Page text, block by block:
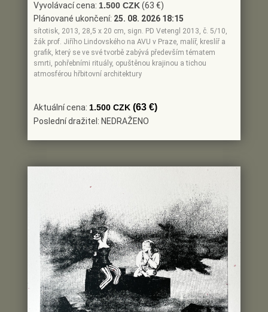
Vyvolávací cena: 1.500 CZK(63 €)
Plánované ukončení: 25. 08. 2026 18:15
sítotisk, 2013, 28,5 x 20 cm, sign. PD Vetengl 2013, č. 5/10,
žák prof. Jiřího Lindovského na AVU v Praze, malíř, kreslíř a
grafik, který se ve své tvorbě zabývá především tématem
smrti, pohřebními rituály, opuštěnou krajinou a tichou
atmosférou hřbitovní architektury
Aktuální cena: 1.500 CZK (63 €)
Poslední dražitel: NEDRAŽENO